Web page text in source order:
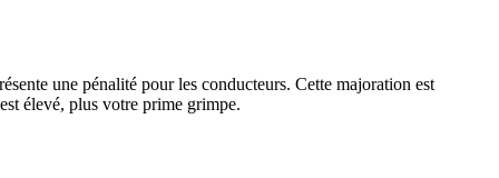
une pénalité pour les conducteurs. Cette majoration est
élevé, plus votre prime grimpe.